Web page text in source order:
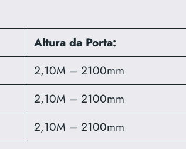
Altura da Porta:
2,10M – 2100mm
2,10M – 2100mm
2,10M – 2100mm